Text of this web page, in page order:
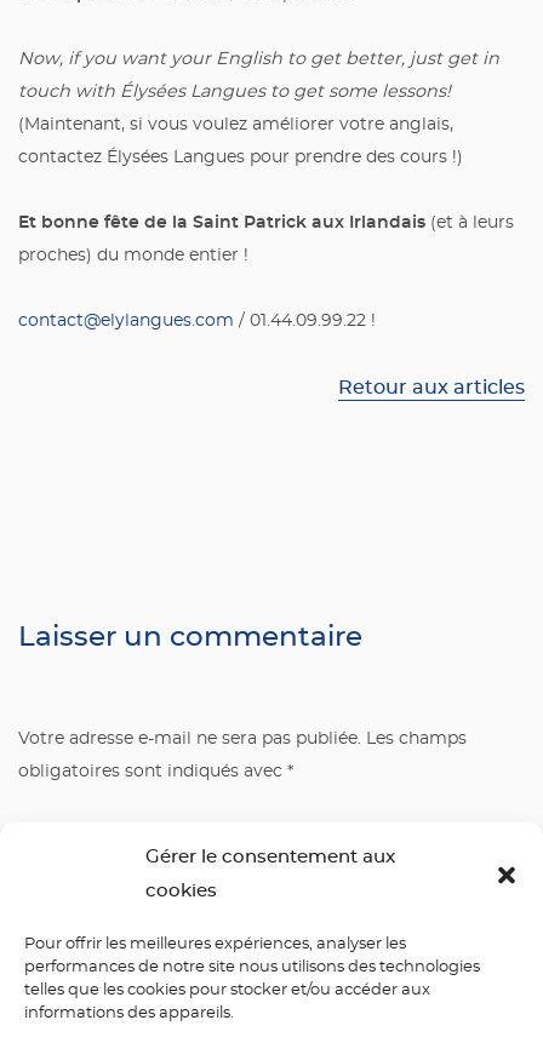
Gérer le consentement aux
cookies
Pour offrir les meilleures expériences, analyser les
performances de notre site nous utilisons des technologies
telles que les cookies pour stocker et/ou accéder aux
informations des appareils.
Now, if you want your English to get better, just get in
touch with Élysées Langues to get some lessons!
(Maintenant, si vous voulez améliorer votre anglais,
contactez Élysées Langues pour prendre des cours !)
Et bonne fête de la Saint Patrick aux Irlandais (et à leurs
proches) du monde entier !
contact@elylangues.com / 01.44.09.99.22 !
Retour aux articles
Laisser un commentaire
Votre adresse e-mail ne sera pas publiée. Les champs
obligatoires sont indiqués avec *